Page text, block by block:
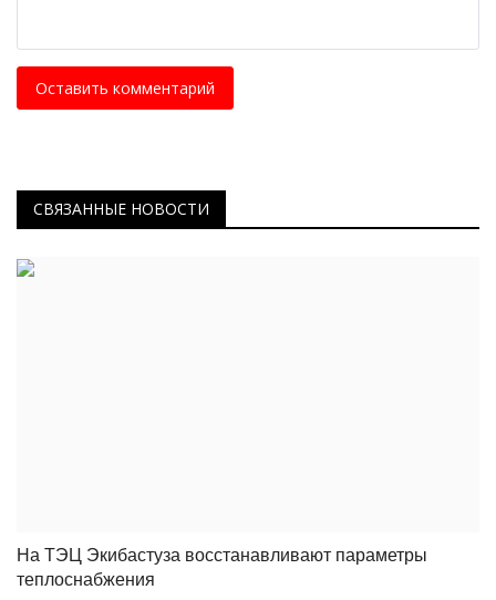
Оставить комментарий
СВЯЗАННЫЕ НОВОСТИ
На ТЭЦ Экибастуза восстанавливают параметры
теплоснабжения